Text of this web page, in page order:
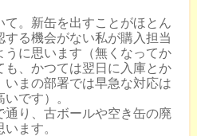
。新缶を出すことがほとん
する機会がない私が購入担当
うに思います（無くなってか
も、かつては翌日に入庫とか
いまの部署では早急な対応は
です）。
り、古ボールや空き缶の廃
ます。